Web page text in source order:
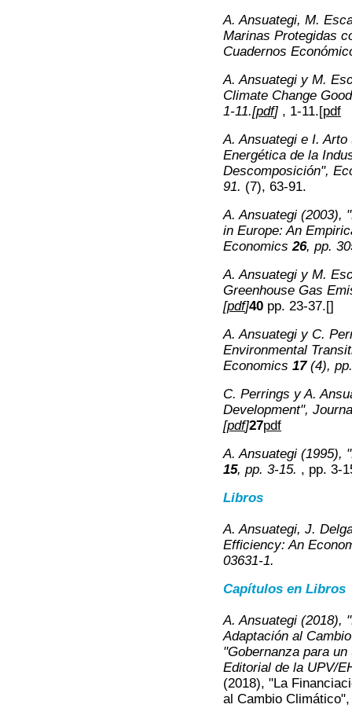
A. Ansuategi, M.
Marinas Protegidas
Cuadernos
A. Ansuategi y M.
Climate Change
1-11.[pdf] , 1-11.[pdf
A. Ansuategi e I.
Energética de la
Descomposición",
91. (7), 63-91.
A. Ansuategi (2003),
in Europe: An
Economics26, pp.
A. Ansuategi y M.
Greenhouse Gas
[pdf]40 pp. 23-37.[]
A. Ansuategi y C.
Environmental
Economics 17 (4),
C. Perrings y A.
Development",
[pdf]27pdf
A. Ansuategi (1995),
15, pp. 3-15. , pp. 3-
Libros
A. Ansuategi, J.
Efficiency: An
03631-1.
Capítulos en Libros
A. Ansuategi (2018),
Adaptación al
"Gobernanza para
Editorial de la UPV/
(2018), "La
al Cambio